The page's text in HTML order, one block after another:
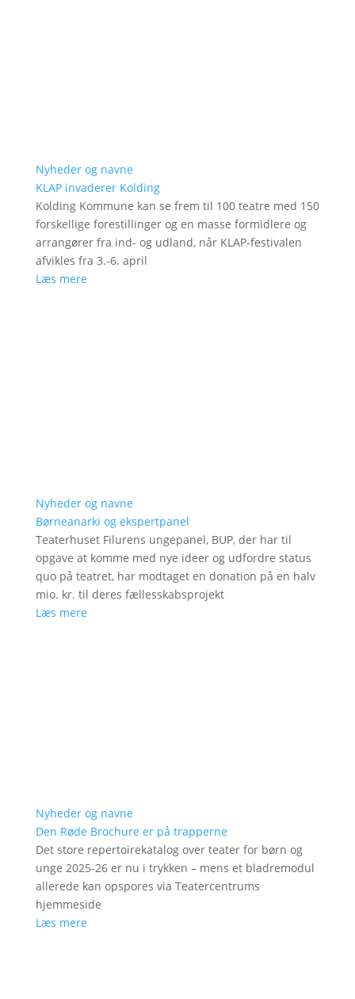
Nyheder og navne
KLAP invaderer Kolding
Kolding Kommune kan se frem til 100 teatre med 150
forskellige forestillinger og en masse formidlere og
arrangører fra ind- og udland, når KLAP-festivalen
afvikles fra 3.-6. april
Læs mere
Nyheder og navne
Børneanarki og ekspertpanel
Teaterhuset Filurens ungepanel, BUP, der har til
opgave at komme med nye ideer og udfordre status
quo på teatret, har modtaget en donation på en halv
mio. kr. til deres fællesskabsprojekt
Læs mere
Nyheder og navne
Den Røde Brochure er på trapperne
Det store repertoirekatalog over teater for børn og
unge 2025-26 er nu i trykken – mens et bladremodul
allerede kan opspores via Teatercentrums
hjemmeside
Læs mere